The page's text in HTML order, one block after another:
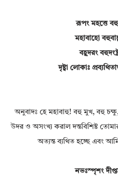
রূপং মহত্তে
মহাবাহো
বহূদরং
দৃষ্ট্বা লোকাঃ
অনুবাদঃ হে মহাবাহু! বহু মুখ, বহু
উদর ও অসংখ্য করাল দন্তবিশিষ্ট
অত্যন্ত ব্যথিত হচ্ছে এবং
নভঃস্পৃশং